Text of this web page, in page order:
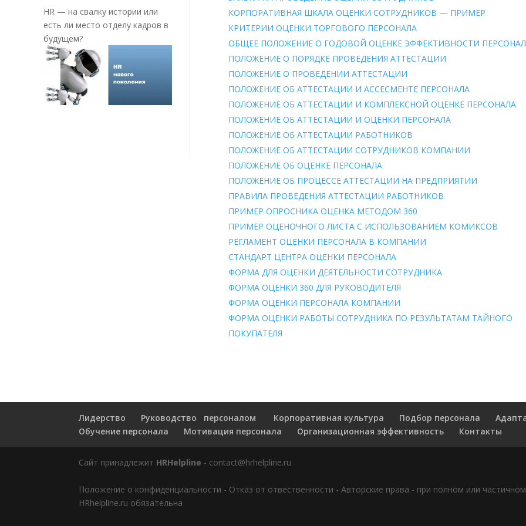
HR — на свалку истории или
есть ли место отделу кадров в
будущем?
КОРПОРАТИВНАЯ ШКАЛА ОЦЕНКИ СОТРУДНИКОВ — ПРИМЕР
КРИТЕРИИ ОЦЕНКИ ТОРГОВОГО ПЕРСОНАЛА
ОБЩЕЕ ПОЛОЖЕНИЕ О ГОДОВОЙ ОЦЕНКЕ ЭФФЕКТИВНОСТИ
ПОЛОЖЕНИЕ О ПОРЯДКЕ ПРОВЕДЕНИЯ АТТЕСТАЦИИ
ПОЛОЖЕНИЕ О ПРОВЕДЕНИИ АТТЕСТАЦИИ
ПОЛОЖЕНИЕ ОБ АТТЕСТАЦИИ И АССЕСМЕНТЕ ПЕРСОНАЛА
ПОЛОЖЕНИЕ ОБ АТТЕСТАЦИИ И КОМПЛЕКСНОЙ ОЦЕНКЕ ПЕРСОНАЛА
ПОЛОЖЕНИЕ ОБ АТТЕСТАЦИИ И ОЦЕНКИ ПЕРСОНАЛА
ПОЛОЖЕНИЕ ОБ АТТЕСТАЦИИ РАБОТНИКОВ
ПОЛОЖЕНИЕ ОБ АТТЕСТАЦИИ СОТРУДНИКОВ КОМПАНИИ
ПОЛОЖЕНИЕ ОБ ОЦЕНКЕ ПЕРСОНАЛА
ПОЛОЖЕНИЕ ОБ ПРОЦЕССЕ АТТЕСТАЦИИ НА ПРЕДПРИЯТИИ
ПРАВИЛА ПРОВЕДЕНИЯ АТТЕСТАЦИИ РАБОТНИКОВ
ПРИМЕР ОПРОСНИКА ОЦЕНКА МЕТОДОМ 360
ПРИМЕР ОЦЕНОЧНОГО ЛИСТА С ИСПОЛЬЗОВАНИЕМ КОМИКСОВ
РЕГЛАМЕНТ ОЦЕНКИ ПЕРСОНАЛА В КОМПАНИИ
СТАНДАРТ ЦЕНТРА ОЦЕНКИ ПЕРСОНАЛА
ФОРМА ДЛЯ ОЦЕНКИ ДЕЯТЕЛЬНОСТИ СОТРУДНИКА
ФОРМА ОЦЕНКИ 360 ДЛЯ РУКОВОДИТЕЛЯ
ФОРМА ОЦЕНКИ ПЕРСОНАЛА КОМПАНИИ
ФОРМА ОЦЕНКИ РАБОТЫ СОТРУДНИКА ПО РЕЗУЛЬТАТАМ ТАЙНОГО
ПОКУПАТЕЛЯ
Лидерство Руководство персоналом Корпоративная культура Подбор персонала
Обучение персонала
Мотивация персонала Организационная эффективность Контакты
Сайт принадлежит HRHelpline - contact@hrhelpline.ru
Положение о конфиденциальности - Отказ от отвественности -Авторские права - при полном или
HRhelpline.ru обязательна